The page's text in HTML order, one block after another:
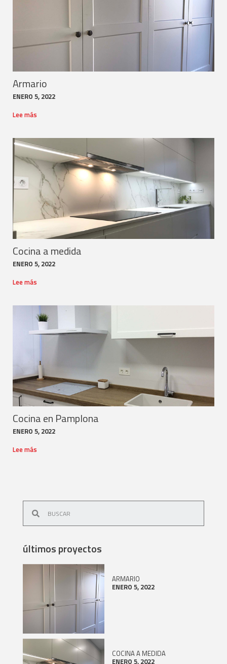
Armario
ENERO 5, 2022
Lee más
Cocina a medida
ENERO 5, 2022
Lee más
Cocina en Pamplona
ENERO 5, 2022
Lee más
últimos proyectos
ARMARIO
ENERO 5, 2022
COCINA A MEDIDA
ENERO 5, 2022